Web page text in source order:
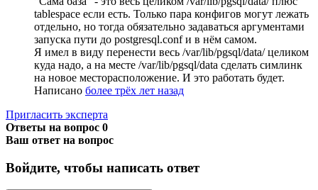
tablespace если есть. Только пара конфигов могут лежать
отдельно, но тогда обязательно задаваться аргументами
запуска пути до postgresql.conf и в нём самом.
Я имел в виду перенести весь /var/lib/pgsql/data/ целиком
куда надо, а на месте /var/lib/pgsql/data сделать симлинк
на новое месторасположение. И это работать будет.
Написано более трёх лет назад
Пригласить эксперта
Ответы на вопрос 0
Ваш ответ на вопрос
Войдите, чтобы написать ответ